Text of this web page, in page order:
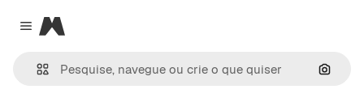
Close menu
Magnific